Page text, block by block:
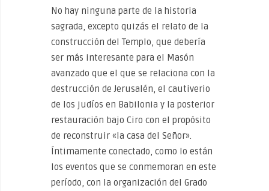
No hay ninguna parte de la historia
sagrada, excepto quizás el relato de la
construcción del Templo, que debería
ser más interesante para el Masón
avanzado que el que se relaciona con la
destrucción de Jerusalén, el cautiverio
de los judíos en Babilonia y la posterior
restauración bajo Ciro con el propósito
de reconstruir «la casa del Señor».
Íntimamente conectado, como lo están
los eventos que se conmemoran en este
período, con la organización del Grado